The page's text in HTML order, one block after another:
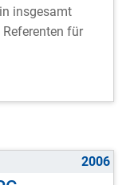
insgesamt
für
2006